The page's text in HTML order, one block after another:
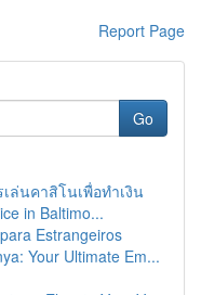
Report Page
Go
ล่นคาสิโนเพื่อทำเงิน
in Baltimo...
Estrangeiros
Your Ultimate Em...